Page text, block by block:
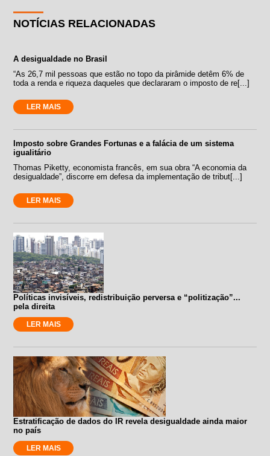
NOTÍCIAS RELACIONADAS
A desigualdade no Brasil
“As 26,7 mil pessoas que estão no topo da pirâmide detêm 6% de
toda a renda e riqueza daqueles que declararam o imposto de re[...]
LER MAIS
Imposto sobre Grandes Fortunas e a falácia de um sistema
igualitário
Thomas Piketty, economista francês, em sua obra “A economia da
desigualdade”, discorre em defesa da implementação de tribut[...]
LER MAIS
Políticas invisíveis, redistribuição perversa e “politização”...
pela direita
LER MAIS
Estratificação de dados do IR revela desigualdade ainda maior
no país
LER MAIS